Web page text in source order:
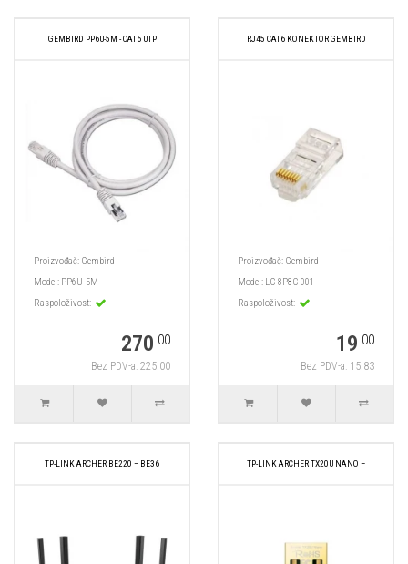
GEMBIRD PP6U-5M - CAT6 UTP
Proizvođač: Gembird
Model: PP6U-5M
Raspoloživost:
270.00
Bez PDV-a: 225.00
RJ45 CAT6 KONEKTOR GEMBIRD
Proizvođač: Gembird
Model: LC-8P8C-001
Raspoloživost:
19.00
Bez PDV-a: 15.83
TP-LINK ARCHER BE220 – BE36 TP-LINK ARCHER TX20U NANO –